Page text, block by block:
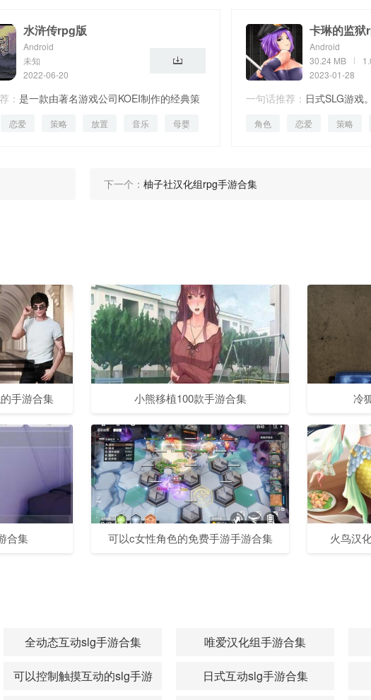
水浒传rpg版
Android
未知
2022-06-20
： 是一款由著名游戏公司KOEI制作的经典策
恋爱 策略 放置 音乐 母婴
卡琳的监狱
Android
30.24 MB
2023-01-28
一句话推荐： 日式SLG游戏。
角色 恋爱 策略
下一个： 柚子社汉化组rpg手游合集
手游合集 小熊移植100款手游合集 冷
合集 可以c女性角色的免费手游手游合集 火鸟汉
全动态互动slg手游合集 唯爱汉化组手游合集
可以控制触摸互动的slg手游
日式互动slg手游合集